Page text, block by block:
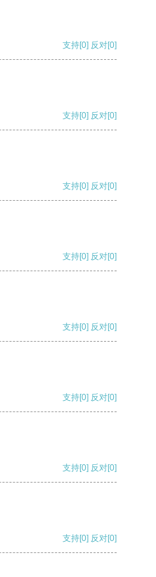
支持[0] 反对[0]
支持[0] 反对[0]
支持[0] 反对[0]
支持[0] 反对[0]
支持[0] 反对[0]
支持[0] 反对[0]
支持[0] 反对[0]
支持[0] 反对[0]